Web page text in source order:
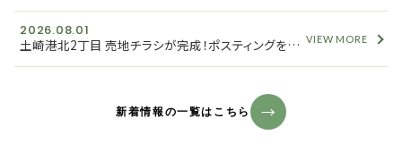
2026.08.01
土崎港北2丁目 売地チラシが完成！ポスティングを開始しました VIEW MORE
新着情報の一覧はこちら